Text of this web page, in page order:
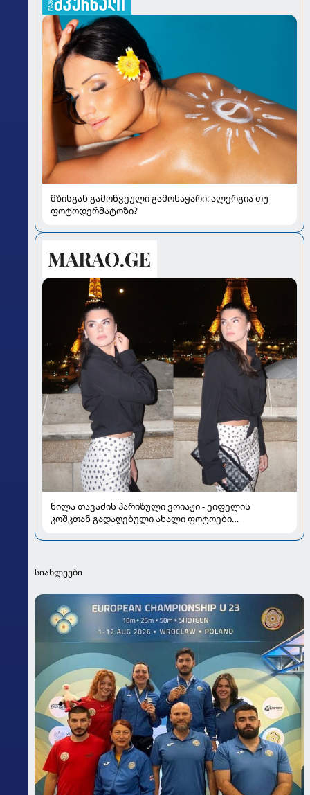
მზისგან გამოწვეული გამონაყარი: ალერგია თუ
ფოტოდერმატოზი?
ნილა თავაძის პარიზული ვოიაჟი - ეიფელის
კოშკთან გადაღებული ახალი ფოტოები
სიახლეები